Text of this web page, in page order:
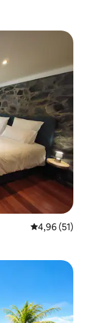
Évaluation
4,96 (51)